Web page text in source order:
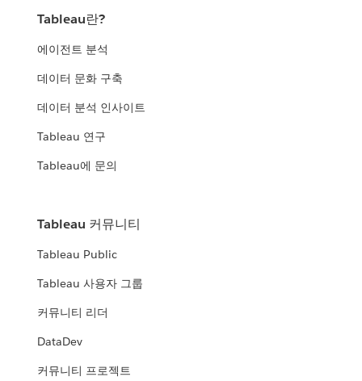
Tableau란?
에이전트 분석
데이터 문화 구축
데이터 분석 인사이트
Tableau 연구
Tableau에 문의
Tableau 커뮤니티
Tableau Public
Tableau 사용자 그룹
커뮤니티 리더
DataDev
커뮤니티 프로젝트